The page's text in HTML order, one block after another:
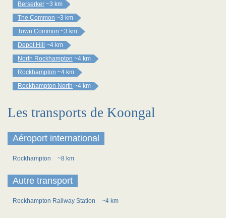
Berserker ~3 km
The Common ~3 km
Town Common ~3 km
Depot Hill
~4 km
North Rockhampton ~4 km
Rockhampton ~4 km
Rockhampton North ~4 km
Les transports de Koongal
Aéroport international
Rockhampton ~8 km
Autre transport
Rockhampton Railway Station ~4 km